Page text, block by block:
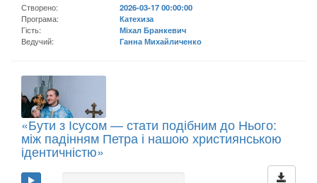
Створено:
2026-03-17 00:00:00
Програма:
Катехиза
Гість:
Міхал Бранкевич
Ведучий:
Ганна Михайличенко
«Бути з Ісусом — стати подібним до Нього:
між падінням Петра і нашою християнською
ідентичністю»